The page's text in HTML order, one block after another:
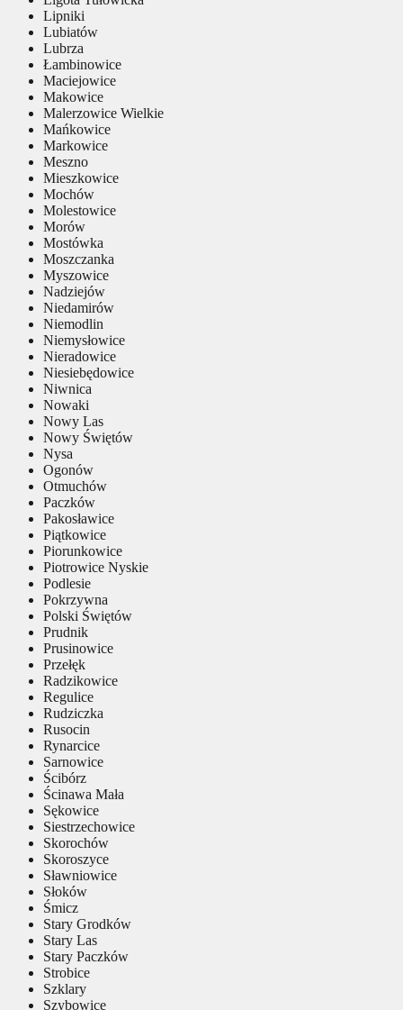
Lipniki
Lubiatów
Lubrza
Łambinowice
Maciejowice
Makowice
Malerzowice Wielkie
Mańkowice
Markowice
Meszno
Mieszkowice
Mochów
Molestowice
Morów
Mostówka
Moszczanka
Myszowice
Nadziejów
Niedamirów
Niemodlin
Niemysłowice
Nieradowice
Niesiebędowice
Niwnica
Nowaki
Nowy Las
Nowy Świętów
Nysa
Ogonów
Otmuchów
Paczków
Pakosławice
Piątkowice
Piorunkowice
Piotrowice Nyskie
Podlesie
Pokrzywna
Polski Świętów
Prudnik
Prusinowice
Przełęk
Radzikowice
Regulice
Rudziczka
Rusocin
Rynarcice
Sarnowice
Ścibórz
Ścinawa Mała
Sękowice
Siestrzechowice
Skorochów
Skoroszyce
Sławniowice
Słoków
Śmicz
Stary Grodków
Stary Las
Stary Paczków
Strobice
Szklary
Szybowice